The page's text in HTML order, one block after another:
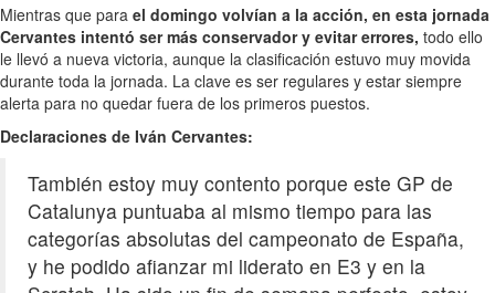
Mientras que para el domingo volvían a la acción, en esta jornada
Cervantes intentó ser más conservador y evitar errores, todo ello
le llevó a nueva victoria, aunque la clasificación estuvo muy movida
durante toda la jornada. La clave es ser regulares y estar siempre
alerta para no quedar fuera de los primeros puestos.
Declaraciones de Iván Cervantes:
También estoy muy contento porque este GP de
Catalunya puntuaba al mismo tiempo para las
categorías absolutas del campeonato de España,
y he podido afianzar mi liderato en E3 y en la